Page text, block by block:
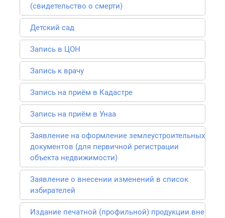
(свидетельство о смерти)
Детский сад
Запись в ЦОН
Запись к врачу
Запись на приём в Кадастре
Запись на приём в Унаа
Заявление на оформление землеустроительных
документов (для первичной регистрации
объекта недвижимости)
Заявление о внесении изменений в список
избирателей
Издание печатной (профильной) продукции вне